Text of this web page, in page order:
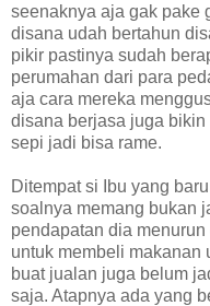
seenaknya aja gak pake
disana udah bertahun
pikir pastinya sudah
perumahan dari para
aja cara mereka
disana berjasa juga
sepi jadi bisa rame.
Ditempat si Ibu yang
soalnya memang bukan
pendapatan dia
untuk membeli makanan
buat jualan juga belum
saja. Atapnya ada yang